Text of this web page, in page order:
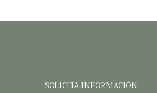
SOLICITA INFORMACIÓN